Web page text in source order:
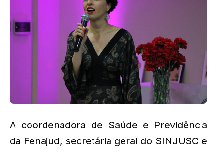
A coordenadora de Saúde e Previdência
da Fenajud, secretária geral do SINJUSC e